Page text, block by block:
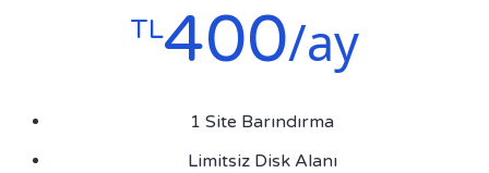
TL400/ay
1 Site Barındırma
Limitsiz Disk Alanı